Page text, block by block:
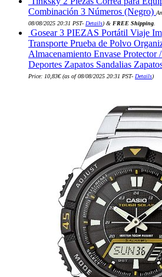
Combinación 3 Números (Negro)
08/08/2025 20:31 PST- Details) & FREE Shipping
Gosear 3 PIEZAS Portátil Viaje
Transporte Prueba de Polvo
Almacenamiento Envase Protector
Deportes Zapatos Sandalias
Price: 10,83€(as of 08/08/2025 20:31 PST- Details)